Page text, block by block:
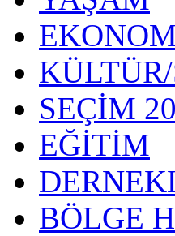
SEÇİM
EĞİTİM
BÖLGE